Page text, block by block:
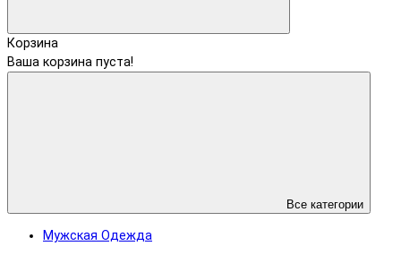
Корзина
Ваша корзина пуста!
Все категории
Мужская Одежда